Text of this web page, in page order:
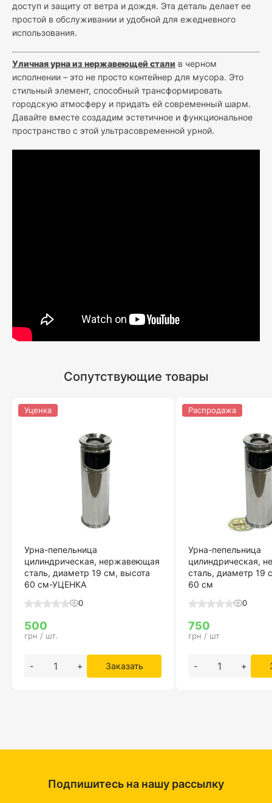
доступ и защиту от ветра и дождя. Эта деталь делает ее
простой в обслуживании и удобной для ежедневного
использования.
Уличная урна из нержавеющей стали в черном
исполнении – это не просто контейнер для мусора. Это
стильный элемент, способный трансформировать
городскую атмосферу и придать ей современный шарм.
Давайте вместе создадим эстетичное и функциональное
пространство с этой ультрасовременной урной.
Сопутствующие товары
Урна-пепельница
цилиндрическая, нержавеющая
сталь, диаметр 19 см, высота
60 см-УЦЕНКА
0
500
грн / шт.
- + Заказать
Уценка
Урна-пепельница
цилиндрическая,
сталь, диаметр 19
60 см
0
750
грн / шт
- +
Распродажа
Подпишитесь на нашу рассылку